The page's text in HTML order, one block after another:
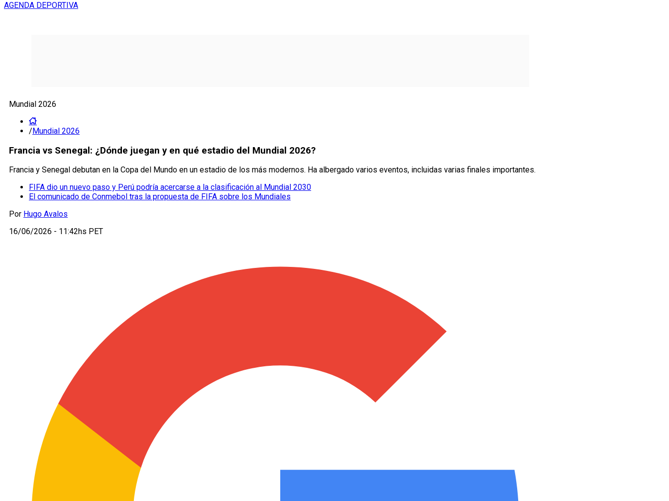
AGENDA DEPORTIVA
Mundial 2026
/Mundial 2026
Francia vs Senegal: ¿Dónde juegan y en qué estadio del Mundial 2026?
Francia y Senegal debutan en la Copa del Mundo en un estadio de los más modernos. Ha albergado varios eventos, incluidas varias finales importantes.
FIFA dio un nuevo paso y Perú podría acercarse a la clasificación al Mundial 2030
El comunicado de Conmebol tras la propuesta de FIFA sobre los Mundiales
Por Hugo Avalos
16/06/2026 - 11:42hs PET